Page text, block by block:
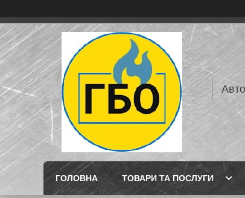
ГОЛОВНА ТОВАРИ ТА ПОСЛУГИ